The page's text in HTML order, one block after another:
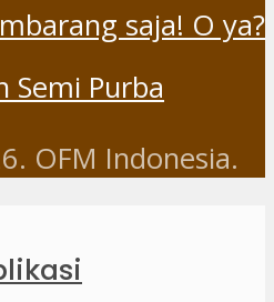
saja! O ya?
Semi Purba
OFM Indonesia.